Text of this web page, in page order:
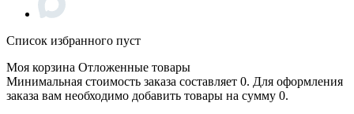
Список избранного пуст
Моя корзина Отложенные товары
Минимальная стоимость заказа составляет 0. Для оформления
заказа вам необходимо добавить товары на сумму 0.